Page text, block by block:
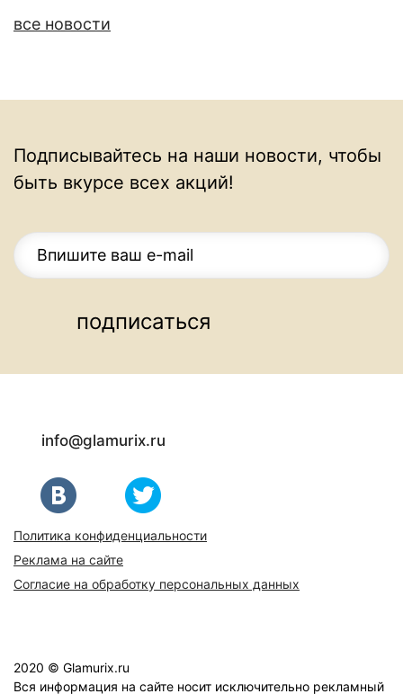
все новости
Подписывайтесь на наши новости, чтобы
быть вкурсе всех акций!
подписаться
info@glamurix.ru
Политика конфиденциальности
Реклама на сайте
Согласие на обработку персональных данных
2020 © Glamurix.ru
Вся информация на сайте носит исключительно рекламный